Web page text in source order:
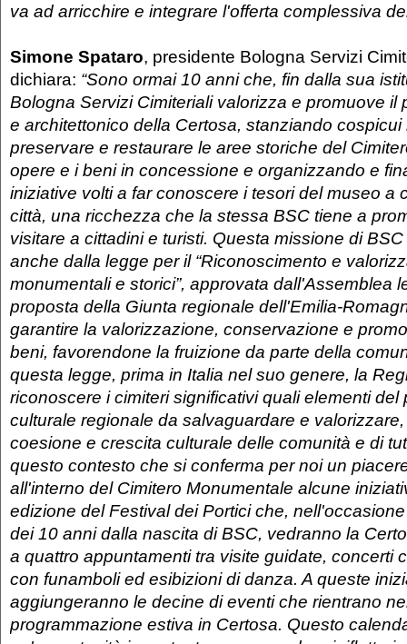
va ad arricchire e integrare l'offerta complessiva
Simone Spataro, presidente Bologna Servizi
dichiara: “Sono ormai 10 anni che, fin dalla sua
Bologna Servizi Cimiteriali valorizza e promuove il
e architettonico della Certosa, stanziando
preservare e restaurare le aree storiche del
opere e i beni in concessione e organizzando e
iniziative volti a far conoscere i tesori del museo a
città, una ricchezza che la stessa BSC tiene a
visitare a cittadini e turisti. Questa missione di
anche dalla legge per il “Riconoscimento e
monumentali e storici”, approvata dall'Assemblea
proposta della Giunta regionale dell'Emilia-
garantire la valorizzazione, conservazione e
beni, favorendone la fruizione da parte della
questa legge, prima in Italia nel suo genere, la
riconoscere i cimiteri significativi quali elementi del
culturale regionale da salvaguardare e
coesione e crescita culturale delle comunità e di
questo contesto che si conferma per noi un
all'interno del Cimitero Monumentale alcune
edizione del Festival dei Portici che,
dei 10 anni dalla nascita di BSC, vedranno la
a quattro appuntamenti tra visite guidate, concerti
con funamboli ed esibizioni di danza. A queste
aggiungeranno le decine di eventi che rientrano
programmazione estiva in Certosa. Questo